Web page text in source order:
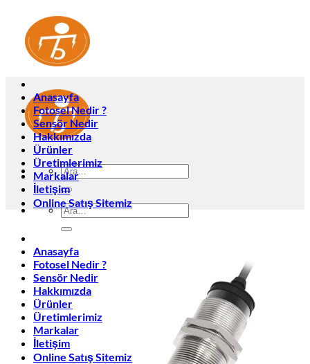
Ara:
Ara:
Anasayfa
Fotosel Nedir ?
Sensör Nedir
Hakkımızda
Ürünler
Üretimlerimiz
Markalar
İletişim
Online Satış Sitemiz
Anasayfa
Fotosel Nedir ?
Sensör Nedir
Hakkımızda
Ürünler
Üretimlerimiz
Markalar
İletişim
Online Satış Sitemiz